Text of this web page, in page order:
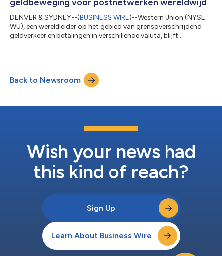
geldbeweging voor postnetwerken wereldwijd
DENVER & SYDNEY--(BUSINESS WIRE)--Western Union (NYSE:
WU), een wereldleider op het gebied van grensoverschrijdend
geldverkeer en betalingen in verschillende valuta, blijft
wereld in staat te stellen internationale digitale
geldtransferdiensten aan te bieden. Australia Post is de vijfde
nationale postorganisatie wereldwi...
Back to Newsroom
Wish your news had
this kind of reach?
Sign Up
Learn About Business Wire